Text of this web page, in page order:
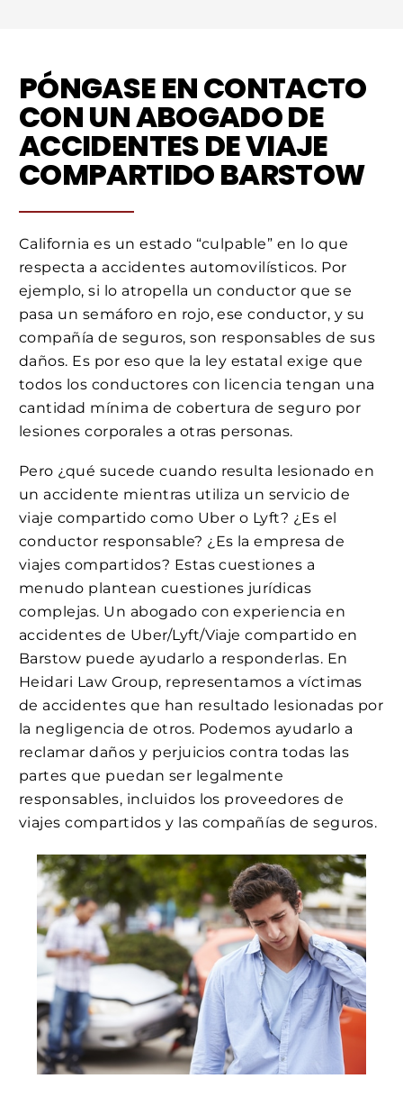
PÓNGASE EN CONTACTO
CON UN ABOGADO DE
ACCIDENTES DE VIAJE
COMPARTIDO BARSTOW
California es un estado “culpable” en lo que
respecta a accidentes automovilísticos. Por
ejemplo, si lo atropella un conductor que se
pasa un semáforo en rojo, ese conductor, y su
compañía de seguros, son responsables de sus
daños. Es por eso que la ley estatal exige que
todos los conductores con licencia tengan una
cantidad mínima de cobertura de seguro por
lesiones corporales a otras personas.
Pero ¿qué sucede cuando resulta lesionado en
un accidente mientras utiliza un servicio de
viaje compartido como Uber o Lyft? ¿Es el
conductor responsable? ¿Es la empresa de
viajes compartidos? Estas cuestiones a
menudo plantean cuestiones jurídicas
complejas. Un abogado con experiencia en
accidentes de Uber/Lyft/Viaje compartido en
Barstow puede ayudarlo a responderlas. En
Heidari Law Group, representamos a víctimas
de accidentes que han resultado lesionadas por
la negligencia de otros. Podemos ayudarlo a
reclamar daños y perjuicios contra todas las
partes que puedan ser legalmente
responsables, incluidos los proveedores de
viajes compartidos y las compañías de seguros.